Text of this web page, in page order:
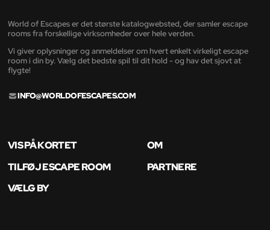
World of Escapes er det største katalogwebsted, der samler escape
rooms fra forskellige virksomheder over hele verden.
Vi giver oplysninger og anmeldelser om hvert enkelt virkeligt escape
room i din by. Vælg det bedste spil til dit hold - og hav det sjovt at
flygte!
INFO@WORLDOFESCAPES.COM
VIS PÅ KORTET
OM
TILFØJ ESCAPE ROOM
PARTNERE
VÆLG BY